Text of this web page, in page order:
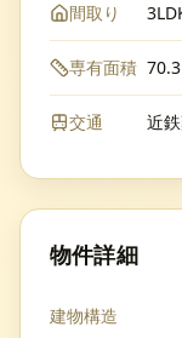
間取り
専有面積
交通 近
物件詳細
建物構造